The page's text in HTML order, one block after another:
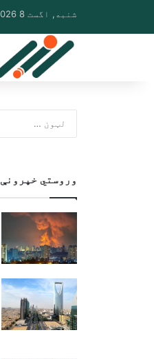
شنبه, اگست 8 2026
وروستي خپرونې